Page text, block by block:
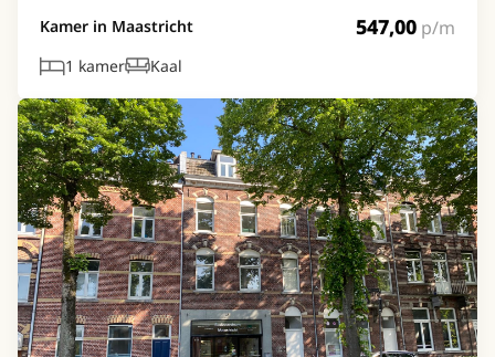
Kamer in Maastricht 547,00 p/m
1 kamer Kaal